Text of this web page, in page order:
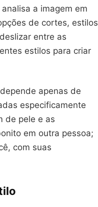
a imagem em
de cortes, estilos
entre as
estilos para criar
apenas de
especificamente
de pele e as
em outra pessoa;
com suas